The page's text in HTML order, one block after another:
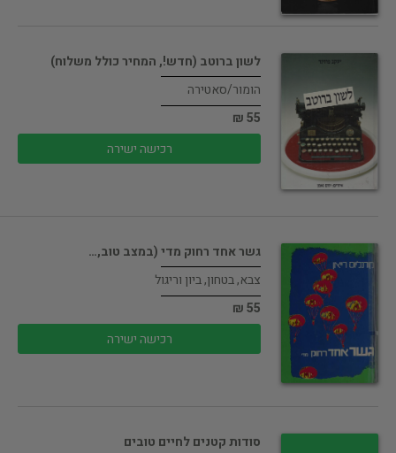
לשון ברוטב (חדש!, המחיר כולל משלוח)
הומור/סאטירה
55 ₪
רכישה ישירה
גשר אחד רחוק מדי (במצב טוב,…
צבא, בטחון, ביון וריגול
55 ₪
רכישה ישירה
סודות קטנים לחיים טובים